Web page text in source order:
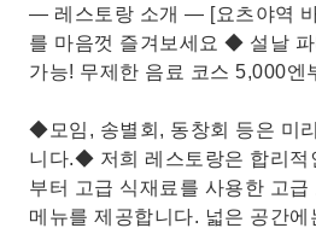
— 레스토랑 소개 — [요츠야역
를 마음껏 즐겨보세요 ◆ 설날
가능! 무제한 음료 코스 5,000엔
◆모임, 송별회, 동창회 등은 미
니다.◆ 저희 레스토랑은 합리적
부터 고급 식재료를 사용한 고
메뉴를 제공합니다. 넓은 공간